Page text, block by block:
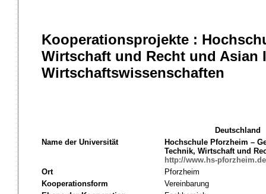
Kooperationsprojekte :
Wirtschaft und Recht und Asian
Wirtschaftswissenschaften
Deutschland
Name der Universität
Hochschule Pforzheim –
Technik, Wirtschaft und
http://www.hs-
Ort
Pforzheim
Kooperationsform
Vereinbarung